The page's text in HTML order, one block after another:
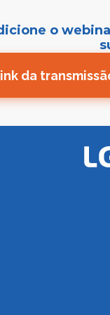
o
da